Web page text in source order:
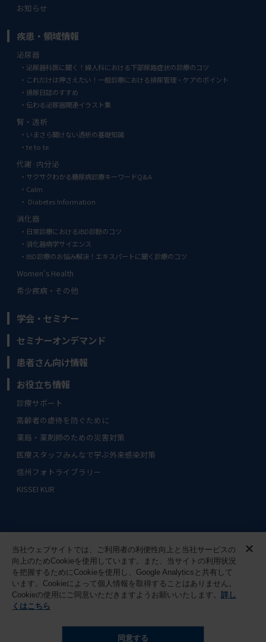
お知らせ
疾患・領域情報
泌尿器
泌尿器科医に聞く！婦人科における下部尿路症状の診療のコツ
これだけは押さえたい！一般診療における排尿管理・ケアのポイント
排尿日誌のすすめ
伝わる泌尿器関連イラスト集
腎・透析
いまさら聞けない透析の基礎知識
te to te
代謝·内分泌
サクサクわかる糖尿病診療キーワードQ&A
Calm
Diabetes Information
消化器
日常診療におけるIBD診断のコツ
消化器病学サイエンス
IBD診療のお悩み解決！エキスパートに聞く診療のコツ
Women's Health
希少疾病・その他
学会・セミナー
セミナーオンデマンド
患者さん向け情報
お役立ち情報
診療サポート
高齢者の虐待を防ぐために
薬局・薬剤師のための災害対策
医療スタッフみんなで学ぶ外来感染対策
信州フォトライブラリー
KISSEI KUR
サイトマップ ご利用条件
個人情報に関する取り組み お問い合わせ
All rights reserved.
×
当社ウェブサイトでは、ご利用者の利便性向上と当社サービスの
向上のためCookieを使用しています。また、当サイトの利用状況
を把握するためにCookieを使用し、Google Analyticsと共有して
います。Cookieによって個人情報を取得することはありません。
Cookieの使用にご同意いただきますようお願いいたします。 詳し
くはこちら
同意する